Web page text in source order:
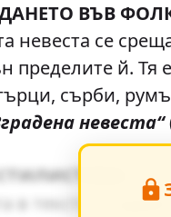
ВЪВ
се
й. Тя
сърби,
невеста“
в текста